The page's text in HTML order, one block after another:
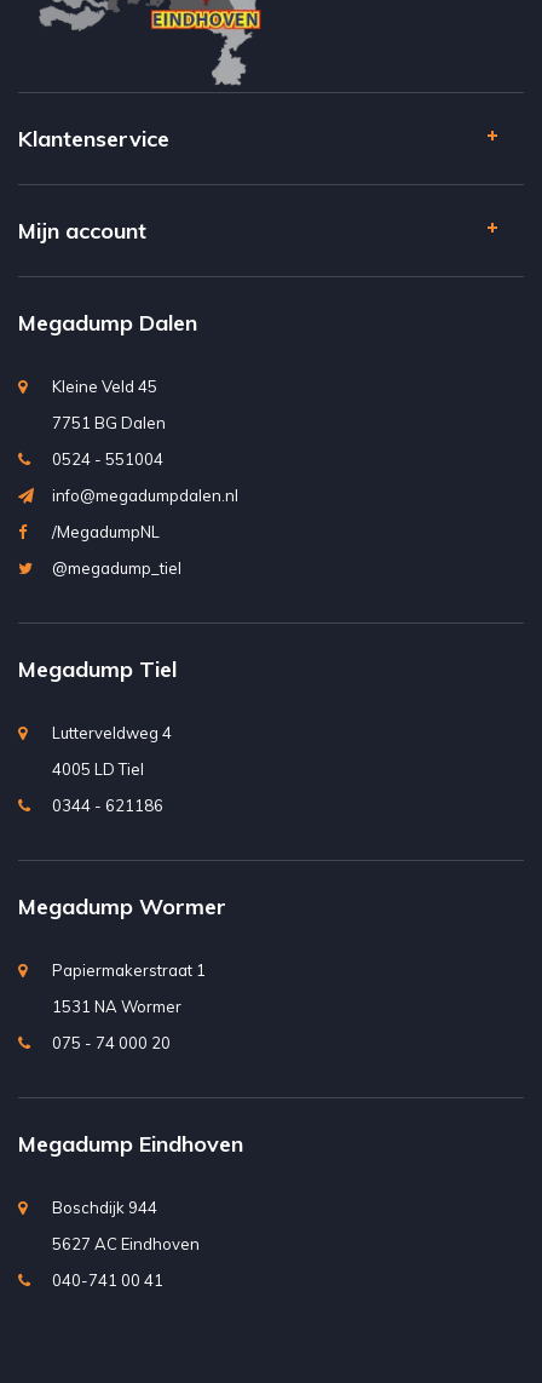
Klantenservice
Mijn account
Megadump Dalen
Kleine Veld 45
7751 BG Dalen
0524 - 551004
info@megadumpdalen.nl
/MegadumpNL
@megadump_tiel
Megadump Tiel
Lutterveldweg 4
4005 LD Tiel
0344 - 621186
Megadump Wormer
Papiermakerstraat 1
1531 NA Wormer
075 - 74 000 20
Megadump Eindhoven
Boschdijk 944
5627 AC Eindhoven
040-741 00 41